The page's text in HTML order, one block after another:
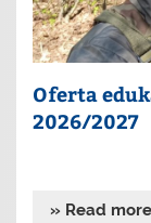
Oferta
2026/2027
» Read more